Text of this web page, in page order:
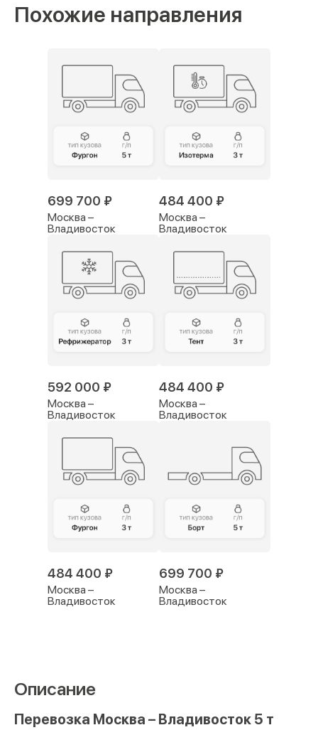
Похожие направления
699 700 ₽
Москва –
Владивосток
484 400 ₽
Москва –
Владивосток
592 000 ₽
Москва –
Владивосток
484 400 ₽
Москва –
Владивосток
484 400 ₽
Москва –
Владивосток
699 700 ₽
Москва –
Владивосток
Описание
Перевозка Москва – Владивосток 5 т